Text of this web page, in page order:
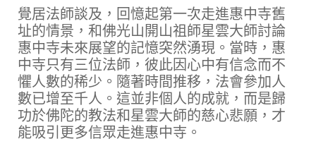
覺居法師談及，回憶起第一次走進惠中寺舊
址的情景，和佛光山開山祖師星雲大師討論
惠中寺未來展望的記憶突然湧現。當時，惠
中寺只有三位法師，彼此因心中有信念而不
懼人數的稀少。隨著時間推移，法會參加人
數已增至千人。這並非個人的成就，而是歸
功於佛陀的教法和星雲大師的慈心悲願，才
能吸引更多信眾走進惠中寺。